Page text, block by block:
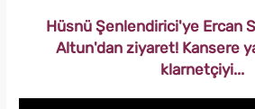
Hüsnü Şenlendirici'ye Ercan
Altun'dan ziyaret! Kansere
klarnetçiyi...